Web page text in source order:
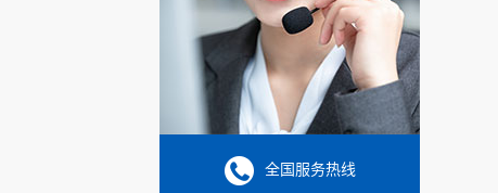
全国服务热线